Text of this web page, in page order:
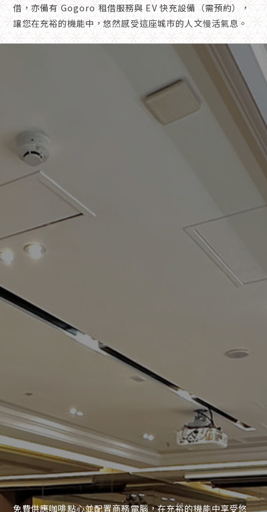
借，亦備有 Gogoro 租借服務與 EV快充設備（需預約），
讓您在充裕的機能中，悠然感受這座城市的人文慢活氣息。
免費供應咖啡點心並配置商務電腦，在充裕的機能中享受悠